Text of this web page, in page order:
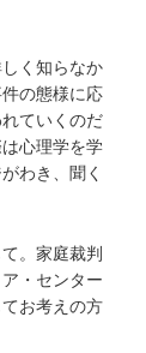
く知らなか
の態様に応
ていくのだ
心理学を学
わき、聞く
。家庭裁判
・センター
お考えの方